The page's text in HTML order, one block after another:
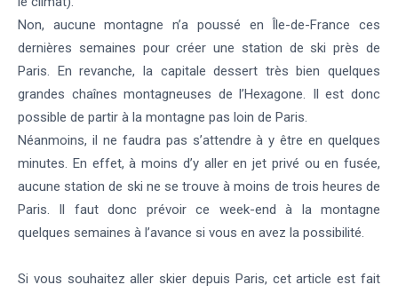
Non, aucune montagne n’a poussé en Île-de-France ces
dernières semaines pour créer une station de ski près de
Paris. En revanche, la capitale dessert très bien quelques
grandes chaînes montagneuses de l’Hexagone. Il est donc
possible de partir à la montagne pas loin de Paris.
Néanmoins, il ne faudra pas s’attendre à y être en quelques
minutes. En effet, à moins d’y aller en jet privé ou en fusée,
aucune station de ski ne se trouve à moins de trois heures de
Paris. Il faut donc prévoir ce week-end à la montagne
quelques semaines à l’avance si vous en avez la possibilité.
Si vous souhaitez aller skier depuis Paris, cet article est fait